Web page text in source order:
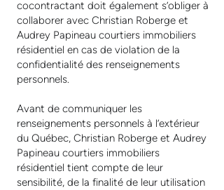
cocontractant doit également s’obliger à
collaborer avec Christian Roberge et
Audrey Papineau courtiers immobiliers
résidentiel en cas de violation de la
confidentialité des renseignements
personnels.
Avant de communiquer les
renseignements personnels à l’extérieur
du Québec, Christian Roberge et Audrey
Papineau courtiers immobiliers
résidentiel tient compte de leur
sensibilité, de la finalité de leur utilisation